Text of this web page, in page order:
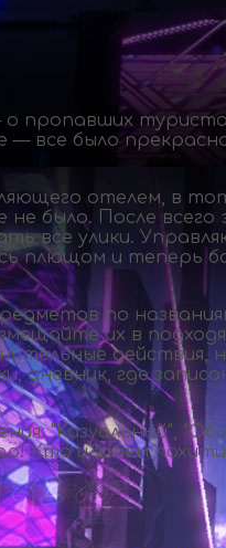
пропавших
— все было
отелем, в
было. После
все улики.
плющом и теперь
по
их в
действия,
дневник, где
"Казуальный",
Кто и зачем